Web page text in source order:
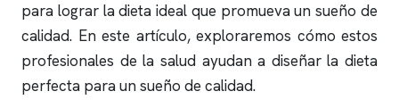
para lograr la dieta ideal que promueva un sueño de
calidad. En este artículo, exploraremos cómo estos
profesionales de la salud ayudan a diseñar la dieta
perfecta para un sueño de calidad.